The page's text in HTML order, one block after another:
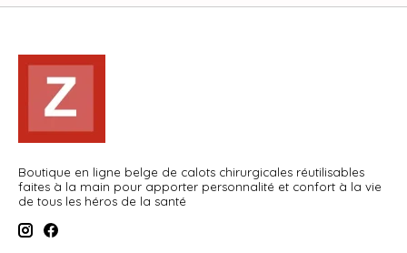
Boutique en ligne belge de calots chirurgicales réutilisables
faites à la main pour apporter personnalité et confort à la vie
de tous les héros de la santé